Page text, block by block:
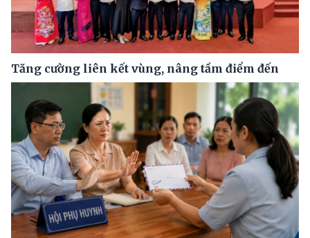
Tăng cường liên kết vùng, nâng tầm điểm đến